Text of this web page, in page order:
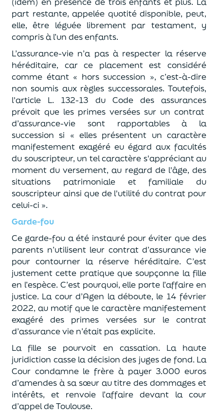
part restante, appelée quotité disponible, peut,
elle,être léguée librement par testament, y
compris à l’un des enfants.
L’assurance-vie n’a pas à respecter la réserve
héréditaire, car ce placement est considéré
comme étant « hors succession », c’est-à-dire
non soumis aux règles successorales. Toutefois,
l'article L. 132-13 du Code des assurances
prévoit que les primes versées sur un contrat
d’assurance-vie sont rapportables à la
successionsi « elles présentent un caractère
manifestement exagéré eu égard aux facultés
du souscripteur, un tel caractère s'appréciant au
moment du versement, au regard de l'âge, des
situations patrimoniale et familiale du
souscripteur ainsi que de l'utilité du contrat pour
celui-ci ».
Garde-fou
Ce garde-fou a été instauré pour éviter que des
parents n’utilisent leur contrat d’assurance vie
pour contourner la réserve héréditaire. C’est
justement cette pratique que soupçonne la fille
en l’espèce. C’est pourquoi, elle porte l’affaire en
justice. La cour d’Agen la déboute, le 14 février
2022, au motif que le caractère manifestement
exagéré des primes versées sur le contrat
d’assurance vie n’était pas explicite.
La fille se pourvoit en cassation. La haute
juridiction casse la décision des juges de fond. La
Cour condamne le frère à payer 3.000 euros
d’amendes à sa sœur au titre des dommages et
intérêts, et renvoie l’affaire devant la cour
d’appel de Toulouse.